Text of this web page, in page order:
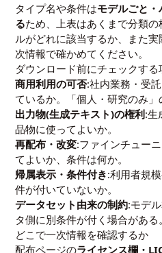
タイプ名や条件はモデルごと
るため、上表はあくまで分類
ルがどれに該当するか、また
次情報で確かめてください。
ダウンロード前にチェックする
商用利用の可否:社内業務・受
ているか。「個人・研究のみ」
出力物(生成テキスト)の権利:生
品物に使ってよいか。
再配布・改変:ファインチュー
てよいか、条件は何か。
帰属表示・条件付き:利用者規
件が付いていないか。
データセット由来の制約:モデ
タ側に別条件が付く場合がある。
どこで一次情報を確認するか
配布ページのライセンス欄・